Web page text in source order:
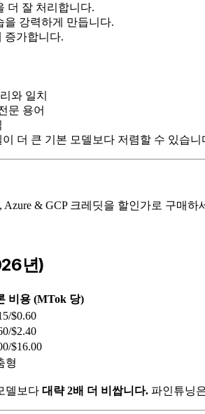
더 잘 처리합니다.
을 강력하게 만듭니다.
증가합니다.
와 일치
문 용어
더 큰 기본 모델보다 저렴할 수 있습니
Azure & GCP 크레딧을 할인가로 구매하
년)
비용 (MTok 당)
$0.60
$2.40
$16.00
형
델보다 대략 2배 더 비쌉니다. 파인튜닝